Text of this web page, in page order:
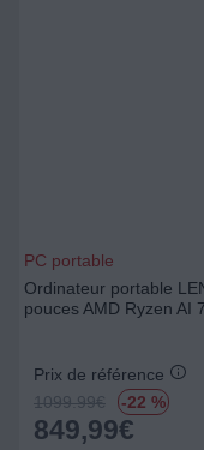
PC portable
Ordinateur portable
pouces AMD Ryzen AI
Prix de référence
1099.99€ -22 %
849,99€